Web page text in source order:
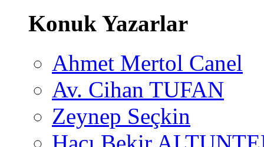
Konuk Yazarlar
Ahmet Mertol Canel
Av. Cihan TUFAN
Zeynep Seçkin